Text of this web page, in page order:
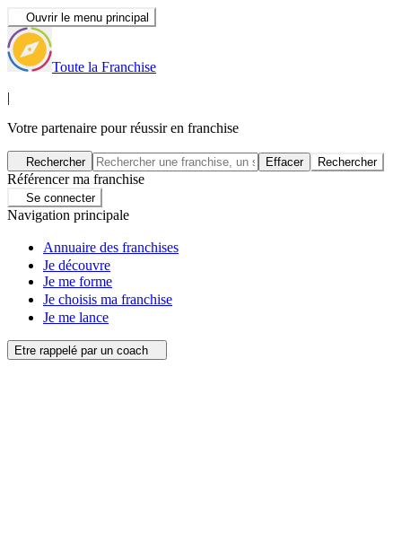
Ouvrir le menu principal
Toute la Franchise
|
Votre partenaire pour réussir en franchise
Rechercher Effacer Rechercher
Référencer ma franchise
Se connecter
Navigation principale
Annuaire des franchises
Je découvre
Je me forme
Je choisis ma franchise
Je me lance
Etre rappelé par un coach